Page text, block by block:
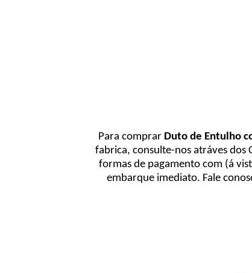
Para comprar Duto de Entulho
fabrica, consulte-nos atráves dos
formas de pagamento com (á
embarque imediato. Fale